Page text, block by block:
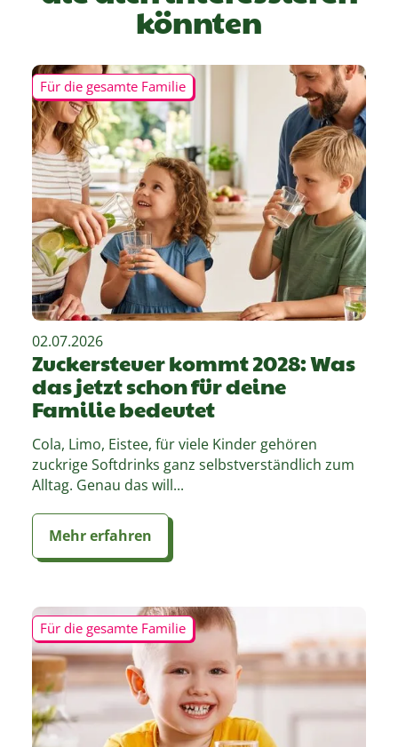
könnten
Für die gesamte Familie
02.07.2026
Zuckersteuer kommt 2028: Was
das jetzt schon für deine
Familie bedeutet
Cola, Limo, Eistee, für viele Kinder gehören
zuckrige Softdrinks ganz selbstverständlich zum
Alltag. Genau das will...
Mehr erfahren
Für die gesamte Familie